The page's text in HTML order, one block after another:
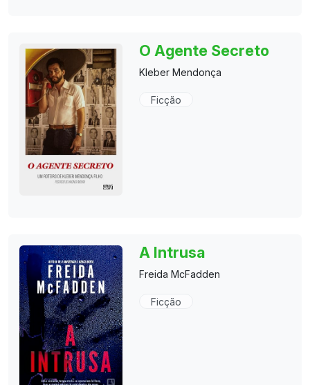
O Agente Secreto
Kleber Mendonça
Ficção
A Intrusa
Freida McFadden
Ficção